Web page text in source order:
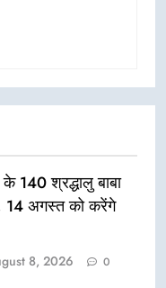
140 श्रद्धालु बाबा
14 अगस्त को करेंगे
8, 2026 0